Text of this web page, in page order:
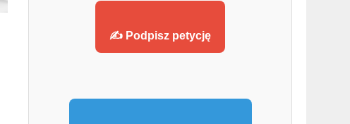
✍️ Podpisz petycję